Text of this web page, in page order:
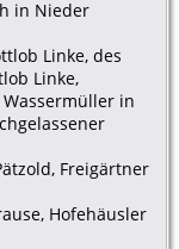
in Nieder
Linke, des
Linke,
in
Freigärtner
Hofehäusler